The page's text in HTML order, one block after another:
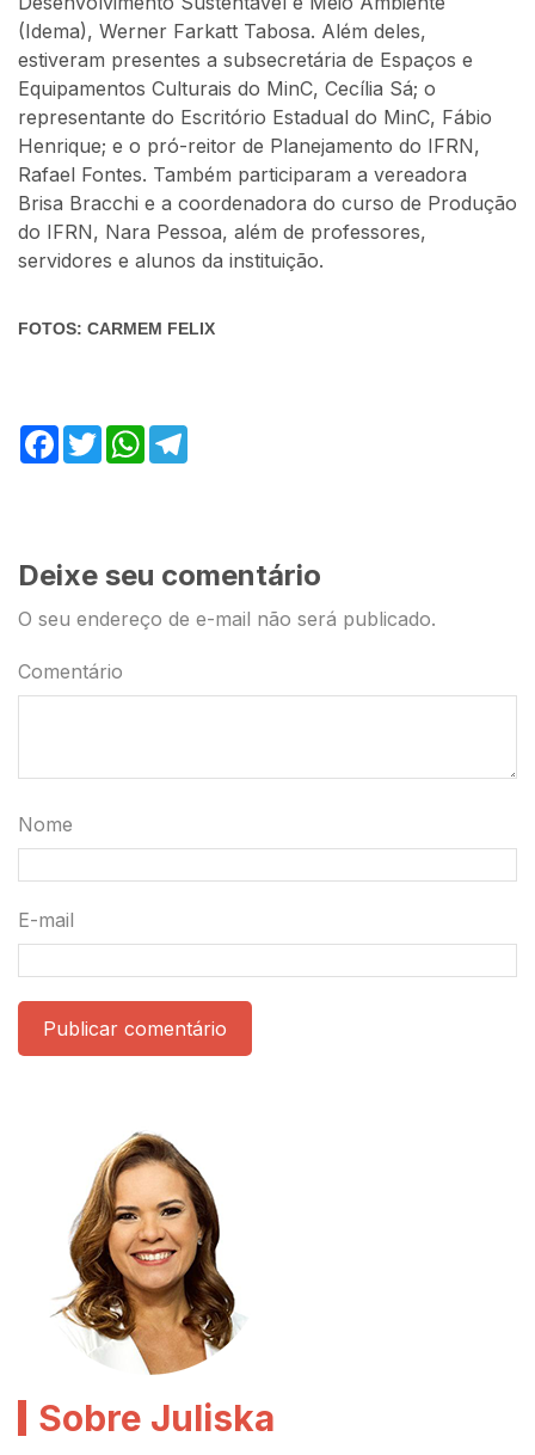
(Idema), Werner Farkatt Tabosa. Além deles,
estiveram presentes a subsecretária de Espaços e
Equipamentos Culturais do MinC, Cecília Sá; o
representante do Escritório Estadual do MinC, Fábio
Henrique; e o pró-reitor de Planejamento do IFRN,
Rafael Fontes. Também participaram a vereadora
Brisa Bracchi e a coordenadora do curso de Produção
do IFRN, Nara Pessoa, além de professores,
servidores e alunos da instituição.
FOTOS: CARMEM FELIX
Facebook
Twitter WhatsApp
Deixe seu comentário
O seu endereço de e-mail não será publicado.
Comentário
Nome
E-mail
Publicar comentário
Sobre Juliska